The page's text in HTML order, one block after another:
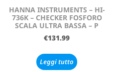
HANNA INSTRUMENTS – HI-
736K – CHECKER FOSFORO
SCALA ULTRA BASSA – P
€131.99
Leggi tutto